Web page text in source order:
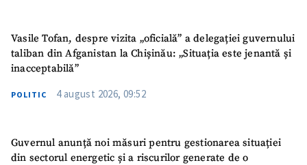
Vasile Tofan, despre vizita „oficială” a delegației guvernului
taliban din Afganistan la Chișinău: „Situația este jenantă și
inacceptabilă”
POLITIC 4 august 2026, 09:52
Guvernul anunță noi măsuri pentru gestionarea situației
din sectorul energetic și a riscurilor generate de o